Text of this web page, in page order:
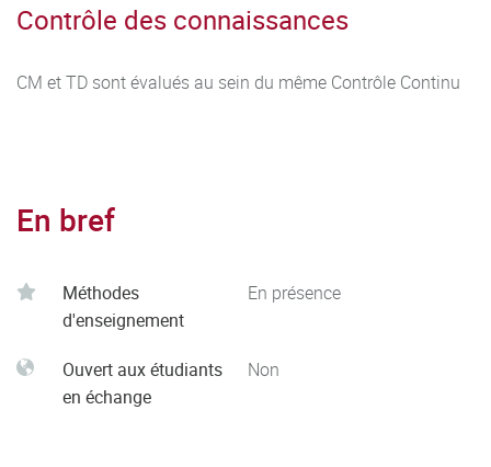
Contrôle des connaissances
CM et TD sont évalués au sein du même Contrôle Continu
En bref
Méthodes
d'enseignement
En présence
Ouvert aux étudiants
en échange
Non